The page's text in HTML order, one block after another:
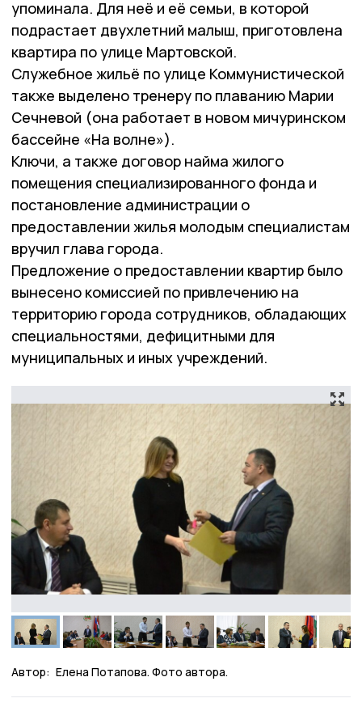
упоминала. Для неё и её семьи, в которой
подрастает двухлетний малыш, приготовлена
квартира по улице Мартовской.
Служебное жильё по улице Коммунистической
также выделено тренеру по плаванию Марии
Сечневой (она работает в новом мичуринском
бассейне «На волне»).
Ключи, а также договор найма жилого
помещения специализированного фонда и
постановление администрации о
предоставлении жилья молодым специалистам
вручил глава города.
Предложение о предоставлении квартир было
вынесено комиссией по привлечению на
территорию города сотрудников, обладающих
специальностями, дефицитными для
муниципальных и иных учреждений.
Автор: Елена Потапова. Фото автора.